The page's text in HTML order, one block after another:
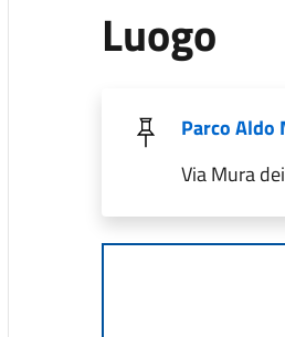
Luogo
Parco Aldo
Via Mura